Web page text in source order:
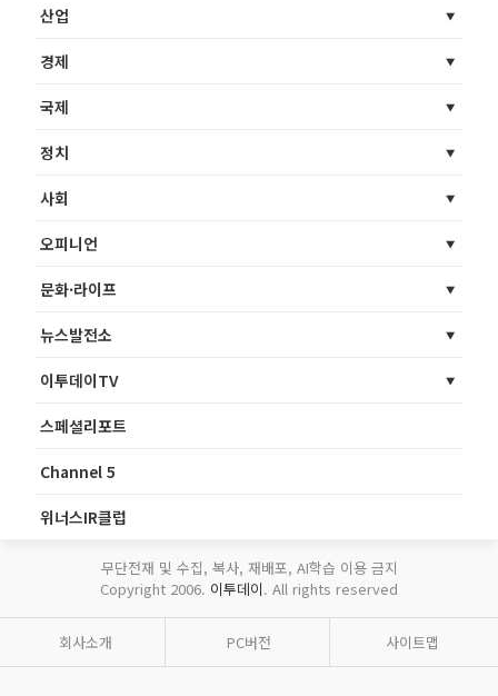
산업
경제
국제
정치
사회
오피니언
문화·라이프
뉴스발전소
이투데이TV
스페셜리포트
Channel 5
위너스IR클럽
무단전재 및 수집, 복사, 재배포, AI학습 이용 금지
Copyright 2006. 이투데이. All rights reserved
회사소개 PC버전 사이트맵